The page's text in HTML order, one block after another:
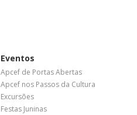
Eventos
Apcef de Portas Abertas
Apcef nos Passos da Cultura
Excursões
Festas Juninas